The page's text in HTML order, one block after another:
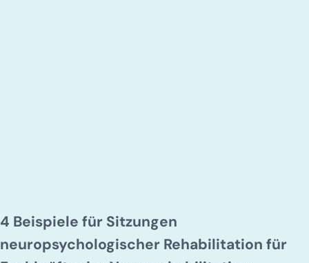
4 Beispiele für Sitzungen
neuropsychologischer Rehabilitation für